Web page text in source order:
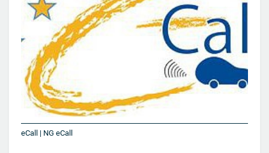
eCall | NG eCall